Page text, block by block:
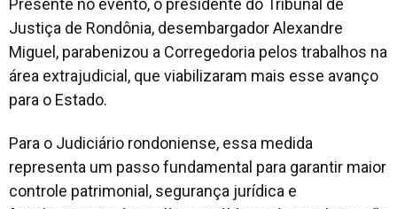
Presente no evento, o presidente do Tribunal de
Justiça de Rondônia, desembargador Alexandre
Miguel, parabenizou a Corregedoria pelos trabalhos na
área extrajudicial, que viabilizaram mais esse avanço
para o Estado.
Para o Judiciário rondoniense, essa medida
representa um passo fundamental para garantir maior
controle patrimonial, segurança jurídica e